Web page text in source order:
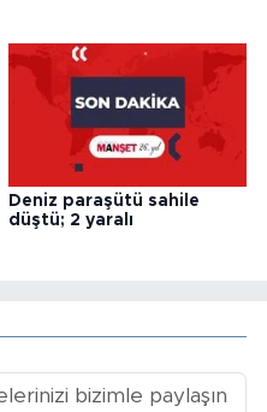
Deniz paraşütü sahile
düştü; 2 yaralı